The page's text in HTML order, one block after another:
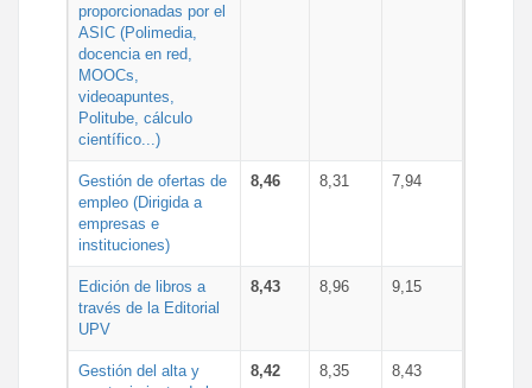
proporcionadas por el
ASIC (Polimedia,
docencia en red,
MOOCs,
videoapuntes,
Politube, cálculo
científico...)
Gestión de ofertas de
empleo (Dirigida a
empresas e
instituciones)
8,46 8,31 7,94
Edición de libros a
través de la Editorial
UPV
8,43 8,96 9,15
Gestión del alta y
8,42 8,35 8,43